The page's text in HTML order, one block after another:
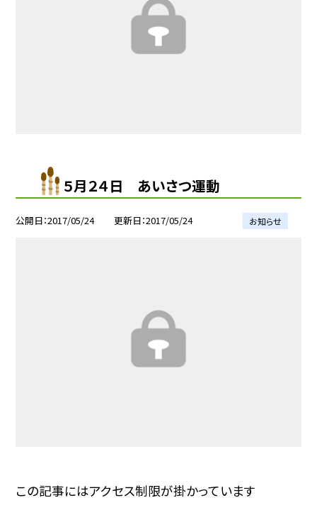
５月２４日 あいさつ運動
公開日 2017/05/24 更新日 2017/05/24 お知らせ
この記事にはアクセス制限が掛かっています